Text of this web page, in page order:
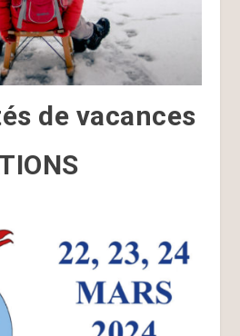
de vacances